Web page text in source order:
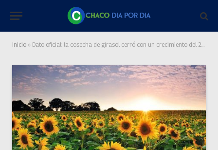
Inicio » Dato oficial: la cosecha de girasol cerró con un crecimiento del 28,2%